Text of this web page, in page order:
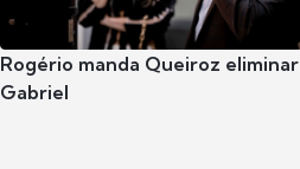
Rogério manda Queiroz eliminar
Gabriel